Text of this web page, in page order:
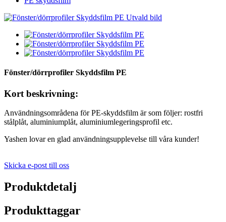
Fönster/dörrprofiler Skyddsfilm PE
Kort beskrivning:
Användningsområdena för PE-skyddsfilm är som följer: rostfri
stålplåt, aluminiumplåt, aluminiumlegeringsprofil etc.
Yashen lovar en glad användningsupplevelse till våra kunder!
Skicka e-post till oss
Produktdetalj
Produkttaggar